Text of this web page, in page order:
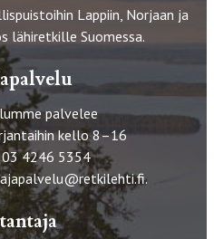
Lappiin, Norjaan ja
lähiretkille Suomessa.
palvelee
kello 8–16
03 4246 5354
.